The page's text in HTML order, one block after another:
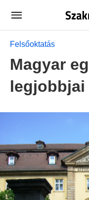
Felsőoktatás
Magyar
legjobbjai